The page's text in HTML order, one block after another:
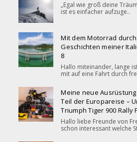
„Egal wie groß deine
ist es einfacher aufzuge..
Mit dem Motorrad
Geschichten meiner
8
Hallo miteinander, lange
mit auf eine Fahrt durch
Meine neue
Teil der Europareise –
Triumph Tiger 900 Rally
Hallo liebe Freunde von
schon interessant welche